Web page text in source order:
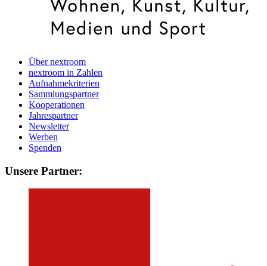
Über nextroom
nextroom in Zahlen
Aufnahmekriterien
Sammlungspartner
Kooperationen
Jahrespartner
Newsletter
Werben
Spenden
Unsere Partner: